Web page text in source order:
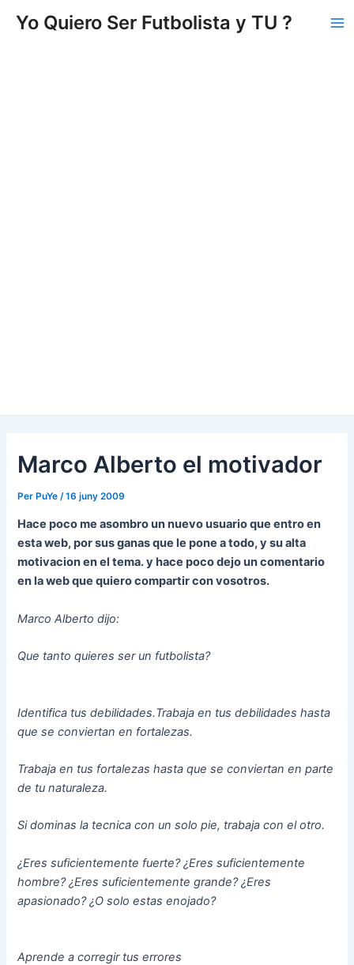
Yo Quiero Ser Futbolista y TU ?
Marco Alberto el motivador
Per PuYe/16 juny 2009
Hace poco me asombro un nuevo usuario que entro en
esta web, por sus ganas que le pone a todo, y su alta
motivacion en el tema. y hace poco dejo un comentario
en la web que quiero compartir con vosotros.
Marco Alberto dijo:
Que tanto quieres ser un futbolista?
Identifica tus debilidades.Trabaja en tus debilidades hasta
que se conviertan en fortalezas.
Trabaja en tus fortalezas hasta que se conviertan en parte
de tu naturaleza.
Si dominas la tecnica con un solo pie, trabaja con el otro.
¿Eres suficientemente fuerte? ¿Eres suficientemente
hombre? ¿Eres suficientemente grande? ¿Eres
apasionado? ¿O solo estas enojado?
Aprende a corregir tus errores